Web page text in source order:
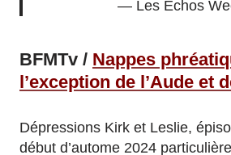
— Les Echos
BFMTv / Nappes
l’exception de l’Aude et
Dépressions Kirk et Leslie,
début d’autome 2024